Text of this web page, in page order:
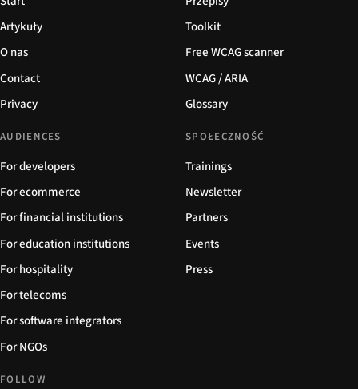
Artykuły
O nas
Contact
Privacy
Toolkit
Free WCAG scanner
WCAG / ARIA
Glossary
AUDIENCES
For developers
For ecommerce
For financial institutions
For education institutions
For hospitality
For telecoms
For software integrators
For NGOs
SPOŁECZNOŚĆ
Trainings
Newsletter
Partners
Events
Press
FOLLOW